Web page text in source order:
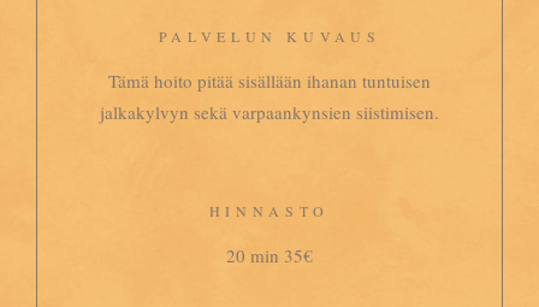
PALVELUN KUVAUS
Tämä hoito pitää sisällään ihanan tuntuisen
jalkakylvyn sekä varpaankynsien siistimisen.
HINNASTO
20 min 35€